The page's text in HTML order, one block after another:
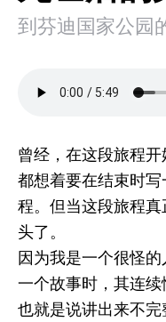
到芬迪国家公园
曾经，在这段旅程
都想着要在结束时
程。但当这段旅程
头了。
因为我是一个很怪
一个故事时，其连续
也就是说讲出来不